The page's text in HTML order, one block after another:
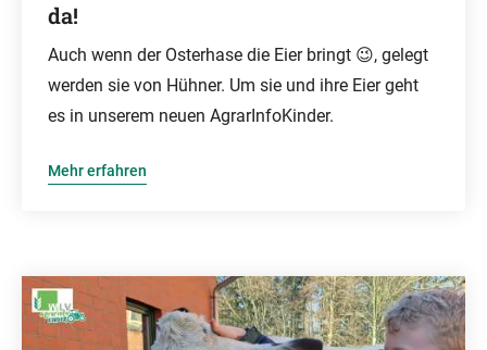
da!
Auch wenn der Osterhase die Eier bringt 😉, gelegt
werden sie von Hühner. Um sie und ihre Eier geht
es in unserem neuen AgrarInfoKinder.
Mehr erfahren